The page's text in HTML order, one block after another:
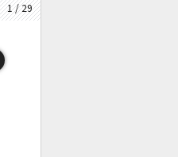
1 / 29